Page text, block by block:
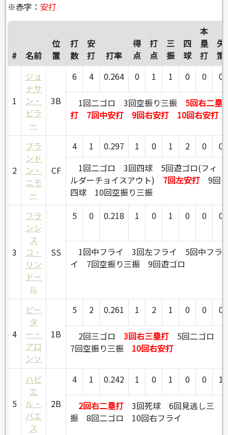
※赤字：安打
# 名前
位
置
打
数
安
打
打率
得
点
打
点
三
振
四
球
本
塁
打
失
策
1
ジョ
ナサ
ン・
ビラ
ー
3B
6 4 0.264 0 1 1 0 0 0
1回二ゴロ 3回空振り三振
5回右二塁
打
7回中安打 9回右安打 10回右安打
2
ブラ
ンド
ン・
ニモ
ー
CF
4 1 0.297 1 0 1 2 0
0
1回二ゴロ
3回四球
5回遊ゴロ(フィ
ルダーチョイスアウト)
7回左安打
9回
四球
10回空振り三振
3
フラ
ンシ
ス
コ・
リン
ドー
ル
SS
5 0 0.218 1 0 1 0 0 0
1回中フライ 3回左フライ
5回中フラ
イ
7回空振り三振 9回遊ゴロ
4
ピー
タ
ー・
アロ
ンソ
1B
5 2 0.261 1 2 1 0 0 0
2回三ゴロ 3回右三塁打
5回二ゴロ
7回空振り三振
10回右安打
5
ハビ
エ
ル・
バエ
ス
2B
4 1 0.242 1 0 1 0 0 1
2回右二塁打 3回死球
6回見逃し三
振
8回二ゴロ 10回右フライ